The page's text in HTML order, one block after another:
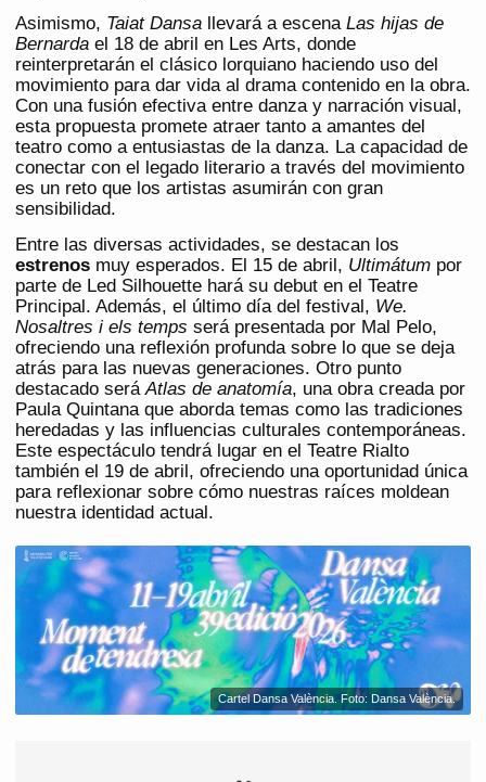
Asimismo, Taiat Dansa llevará a escena Las hijas de
Bernarda el 18 de abril en Les Arts, donde
reinterpretarán el clásico lorquiano haciendo uso del
movimiento para dar vida al drama contenido en la obra.
Con una fusión efectiva entre danza y narración visual,
esta propuesta promete atraer tanto a amantes del
teatro como a entusiastas de la danza. La capacidad de
conectar con el legado literario a través del movimiento
es un reto que los artistas asumirán con gran
sensibilidad.
Entre las diversas actividades, se destacan los
estrenos muy esperados. El 15 de abril, Ultimátum por
parte de Led Silhouette hará su debut en el Teatre
Principal. Además, el último día del festival, We.
Nosaltres i els temps será presentada por Mal Pelo,
ofreciendo una reflexión profunda sobre lo que se deja
atrás para las nuevas generaciones. Otro punto
destacado seráAtlas de anatomía, una obra creada por
Paula Quintana que aborda temas como las tradiciones
heredadas y las influencias culturales contemporáneas.
Este espectáculo tendrá lugar en el Teatre Rialto
también el 19 de abril, ofreciendo una oportunidad única
para reflexionar sobre cómo nuestras raíces moldean
nuestra identidad actual.
Cartel Dansa València. Foto: Dansa València.